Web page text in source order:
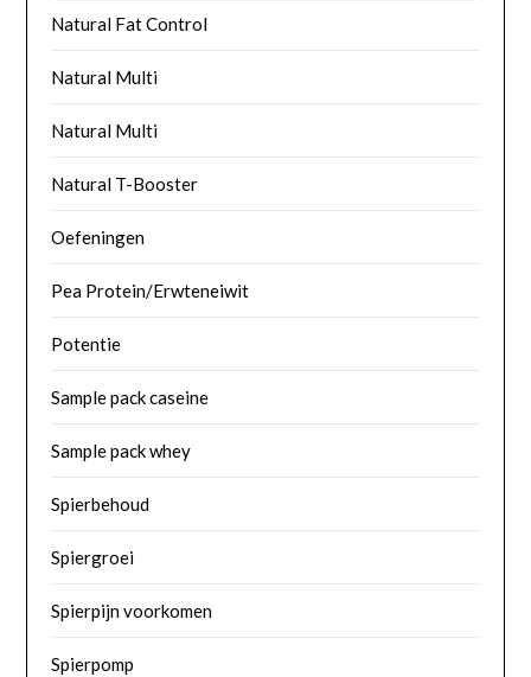
Natural Fat Control
Natural Multi
Natural Multi
Natural T-Booster
Oefeningen
Pea Protein/Erwteneiwit
Potentie
Sample pack caseine
Sample pack whey
Spierbehoud
Spiergroei
Spierpijn voorkomen
Spierpomp